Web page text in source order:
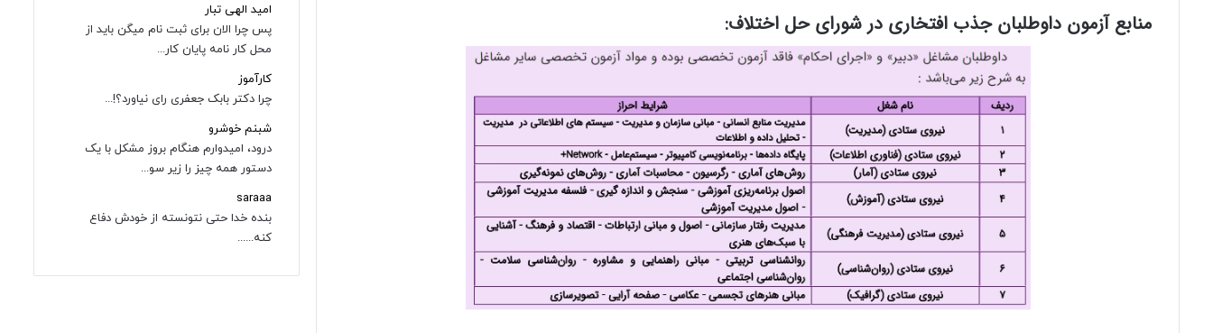
منابع آزمون داوطلبان جذب افتخاری در شورای حل اختلاف:
امید الهی تبار
پس چرا الان برای ثبت نام میگن باید از
محل کار نامه پایان کار...
کارآموز
چرا دکتر بابک جعفری رای نیاورد؟!...
شبنم خوشرو
درود، امیدوارم هنگام بروز مشکل با یک
دستور همه چیز را زیر سو...
saraaa
بنده خدا حتی نتونسته از خودش دفاع
کنه......